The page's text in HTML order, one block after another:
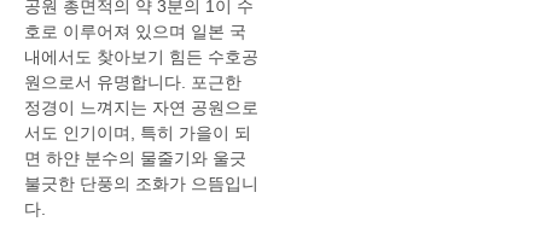
공원 총면적의 약 3분의 1 이 수
호로 이루어져 있으며 일본 국
내에서도 찾아보기 힘든 수호공
원으로서 유명합니다
포근한
정경이 느껴지는 자연 공원으로
서도 인기이며 특히 가을이 되
면 하얀 분수의 물줄기와 울긋
불긋한 단풍의 조화가 으뜸입니
다